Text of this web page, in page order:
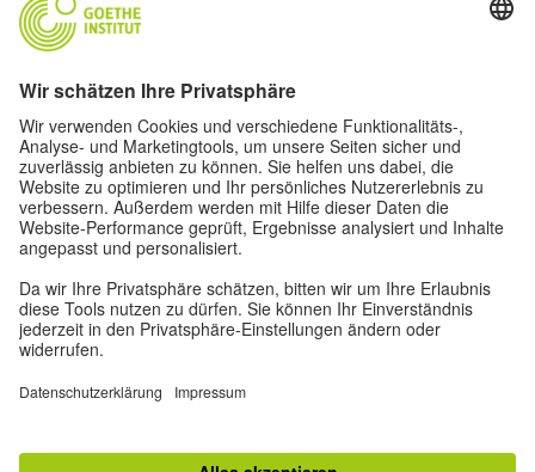
Goethe-Institut Zentrale
Oskar von Miller-Ring 18
80333 München
deutschstunde@goethe.de
Hilfreiche Links
Weitere Websites
Datenschutz und Barrierefreiheit